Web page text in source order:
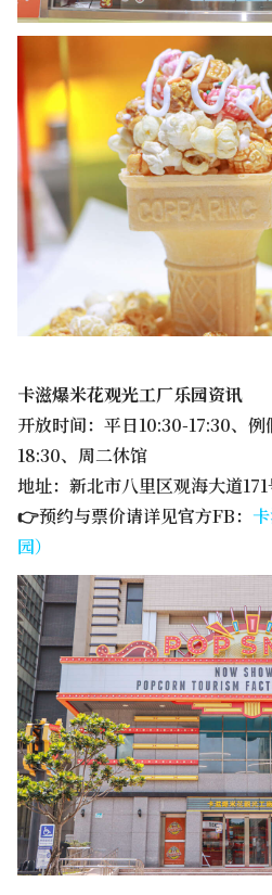
卡滋爆米花观光工厂乐园资讯
开放时间：平日10:30-17:30、
18:30、周二休馆
地址：新北市八里区观海大道
👉预约与票价请详见官方FB：
园）